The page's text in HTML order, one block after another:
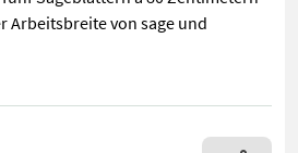
Arbeitsbreite von sage und
mit je 80 Zentimetern Durchmesser